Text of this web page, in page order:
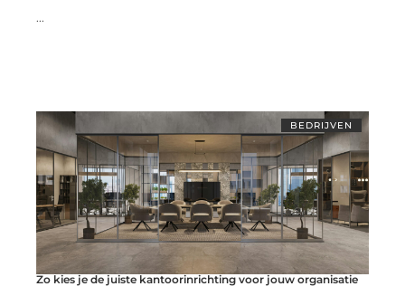
...
BEDRIJVEN
Zo kies je de juiste kantoorinrichting voor jouw organisatie